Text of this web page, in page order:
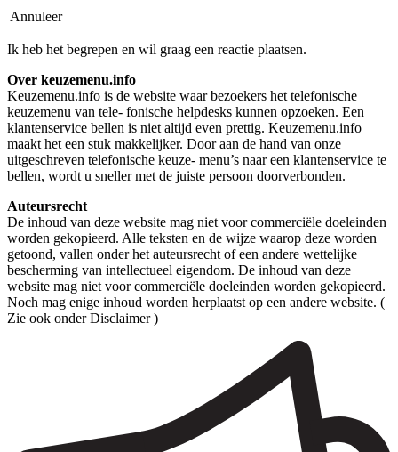
Annuleer
Ik heb het begrepen en wil graag een reactie plaatsen.
Over keuzemenu.info
Keuzemenu.info is de website waar bezoekers het telefonische
keuzemenu van tele- fonische helpdesks kunnen opzoeken. Een
klantenservice bellen is niet altijd even prettig. Keuzemenu.info
maakt het een stuk makkelijker. Door aan de hand van onze
uitgeschreven telefonische keuze- menu’s naar een klantenservice te
bellen, wordt u sneller met de juiste persoon doorverbonden.
Auteursrecht
De inhoud van deze website mag niet voor commerciële doeleinden
worden gekopieerd. Alle teksten en de wijze waarop deze worden
getoond, vallen onder het auteursrecht of een andere wettelijke
bescherming van intellectueel eigendom. De inhoud van deze
website mag niet voor commerciële doeleinden worden gekopieerd.
Noch mag enige inhoud worden herplaatst op een andere website. (
Zie ook onder Disclaimer )